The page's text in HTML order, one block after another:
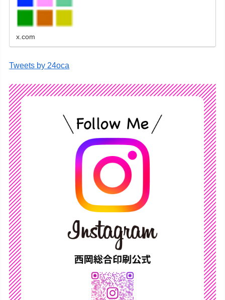
x.com
Tweets by 24oca